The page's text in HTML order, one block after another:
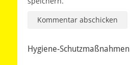
Hygiene-Schutzmaßnahmen